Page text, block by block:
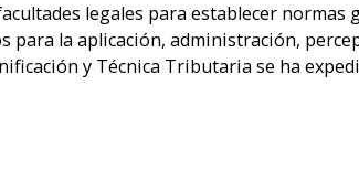
legales para establecer
para la aplicación, administración,
y Técnica Tributaria se ha